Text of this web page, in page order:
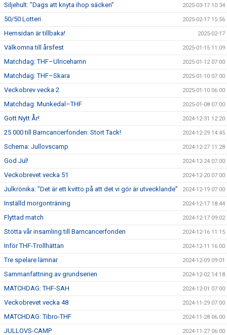
Siljehult: ”Dags att knyta ihop säcken” 2025-03-17 10:34
50/50 Lotteri 2025-02-17 15:56
Hemsidan är tillbaka! 2025-02-17
Välkomna till årsfest 2025-01-15 11:09
Matchdag: THF–Ulricehamn 2025-01-12 07:00
Matchdag: THF–Skara 2025-01-10 07:00
Veckobrev vecka 2 2025-01-10 06:00
Matchdag: Munkedal–THF 2025-01-08 07:00
Gott Nytt År! 2024-12-31 12:20
25 000 till Barncancerfonden: Stort Tack! 2024-12-29 14:45
Schema: Jullovscamp 2024-12-27 11:28
God Jul! 2024-12-24 07:00
Veckobrevet vecka 51 2024-12-20 07:00
Julkrönika: ”Det är ett kvitto på att det vi gör är utvecklande” 2024-12-19 07:00
Inställd morgonträning 2024-12-17 18:44
Flyttad match 2024-12-17 09:02
Stötta vår insamling till Barncancerfonden 2024-12-16 11:15
Inför THF-Trollhättan 2024-12-11 16:00
Tre spelare lämnar 2024-12-09 09:01
Sammanfattning av grundserien 2024-12-02 14:18
MATCHDAG: THF-SAH 2024-12-01 07:00
Veckobrevet vecka 48 2024-11-29 07:00
MATCHDAG: Tibro-THF 2024-11-28 06:00
JULLOVS-CAMP 2024-11-27 06:00